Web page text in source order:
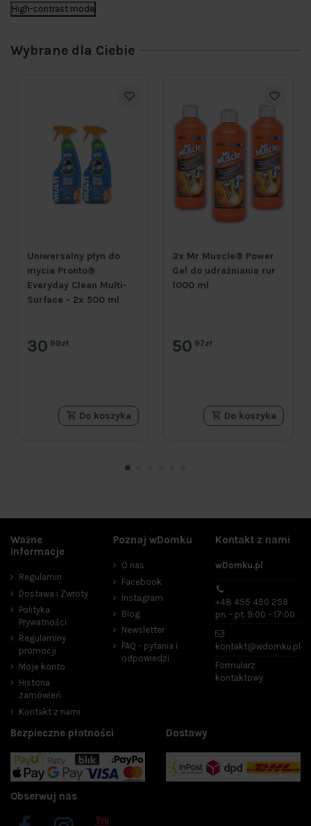
High-contrast mode
Wybrane dla Ciebie
Uniwersalny płyn do
mycia Pronto®
Everyday Clean Multi-
Surface - 2x 500 ml
30 99zł
Do koszyka
3x Mr Muscle® Power
Gel do udrażniania rur
1000 ml
50 97zł
Do koszyka
Cena
Rodzaj
płyn
zestaw
żel
Przeznaczenie
do kuchni
do łazienki
1
do udrażniania rur
Ważne
informacje
Regulamin
Dostawa i Zwroty
Polityka
Prywatności
Regulaminy
promocji
Moje konto
Historia
zamówień
Kontakt z nami
Poznaj wDomku
O nas
Facebook
Instagram
Blog
Newsletter
FAQ - pytania i
odpowiedzi
Kontakt z nami
wDomku.pl
+48 455 450 259
pn. - pt. 9:00 - 17:00
kontakt@wdomku.pl
Formularz
kontaktowy
Bezpieczne płatności Dostawy
Obserwuj nas